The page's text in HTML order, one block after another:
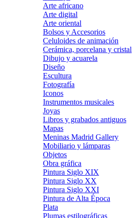
Arte africano
Arte digital
Arte oriental
Bolsos y Accesorios
Celuloides de animación
Cerámica, porcelana y cristal
Dibujo y acuarela
Diseño
Escultura
Fotografía
Iconos
Instrumentos musicales
Joyas
Libros y grabados antiguos
Mapas
Meninas Madrid Gallery
Mobiliario y lámparas
Objetos
Obra gráfica
Pintura Siglo XIX
Pintura Siglo XX
Pintura Siglo XXI
Pintura de Alta Época
Plata
Plumas estilográficas